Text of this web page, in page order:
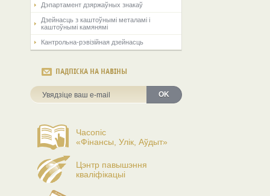
Дэпартамент дзяржаўных знакаў
Дзейнасць з каштоўнымі металамі і
каштоўнымі камянямі
Кантрольна-рэвізійная дзейнасць
ПАДПІСКА НА НАВІНЫ
OK
Часопіс
«Фінансы, Улік, Аўдыт»
Цэнтр павышэння
кваліфікацыі